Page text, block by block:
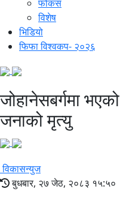
फोकस
विशेष
भिडियो
फिफा विश्वकप- २०२६
जोहानेसबर्गमा
जनाको मृत्यु
विकासन्युज
बुधबार, २७ जेठ, २०८३ १५:५०